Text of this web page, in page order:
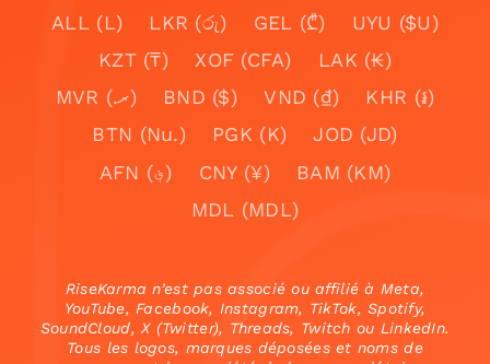
ALL (L)
LKR (රු) GEL (₾)
UYU ($U)
KZT (₸)
XOF (CFA)
LAK (₭)
MVR (.ރ)
BND ($) VND (₫)
KHR (៛)
BTN (Nu.)
PGK (K)
JOD (JD)
AFN (؋)
CNY (¥)
BAM (KM)
MDL (MDL)
RiseKarma n’est pas associé ou affilié à Meta,
YouTube, Facebook, Instagram, TikTok, Spotify,
SoundCloud, X (Twitter), Threads, Twitch ou LinkedIn.
Tous les logos, marques déposées et noms de